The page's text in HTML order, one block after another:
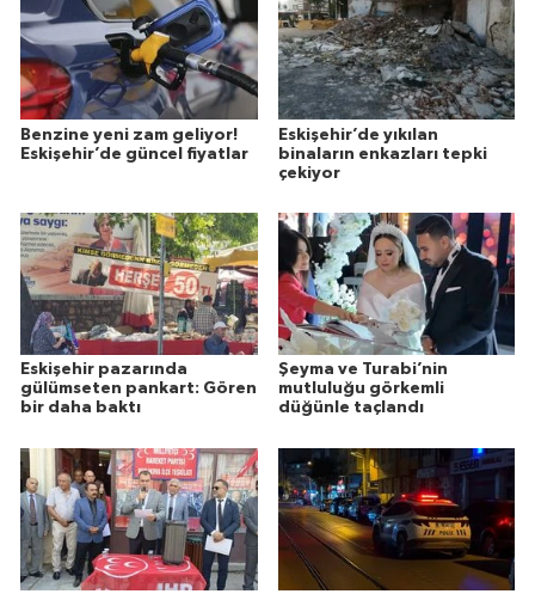
Benzine yeni zam geliyor!
Eskişehir’de güncel fiyatlar
Eskişehir’de yıkılan
binaların enkazları tepki
çekiyor
Eskişehir pazarında
gülümseten pankart: Gören
bir daha baktı
Şeyma ve Turabi’nin
mutluluğu görkemli
düğünle taçlandı